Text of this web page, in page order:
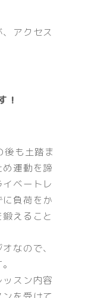
アクセス
！
後も土踏ま
運動を諦
ベートレ
負荷をか
えること
なので、
スン内容